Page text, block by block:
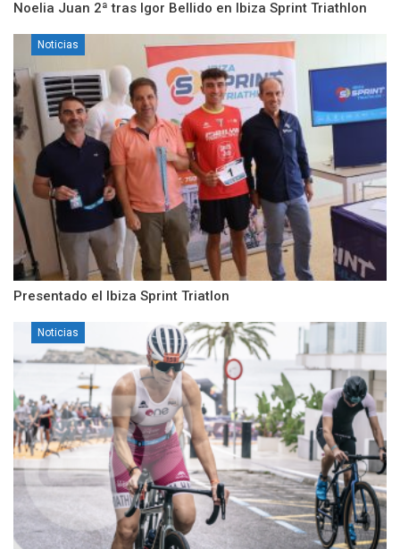
Noelia Juan 2ª tras Igor Bellido en Ibiza Sprint Triathlon
Noticias
Presentado el Ibiza Sprint Triatlon
Noticias